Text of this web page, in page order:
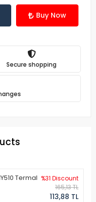
Buy Now
Secure shopping
Termal %31 Discount
165,13 TL
113,88 TL